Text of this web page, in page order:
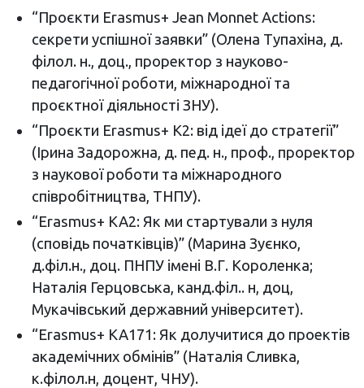
“Проєкти Erasmus+ Jean Monnet Actions:
секрети успішної заявки” (Олена Тупахіна, д.
філол. н., доц., проректор з науково-
педагогічної роботи, міжнародної та
проєктної діяльності ЗНУ).
“Проєкти Erasmus+ К2: від ідеї до стратегії”
(Ірина Задорожна, д. пед. н., проф., проректор
з наукової роботи та міжнародного
співробітництва, ТНПУ).
“Erasmus+ KA2: Як ми стартували з нуля
(сповідь початківців)” (Марина Зуєнко,
д.філ.н., доц. ПНПУ імені В.Г. Короленка;
Наталія Герцовська, канд.філ.. н, доц,
Мукачівський державний університет).
“Erasmus+ KA171: Як долучитися до проектів
академічних обмінів” (Наталія Сливка,
к.філол.н, доцент, ЧНУ).